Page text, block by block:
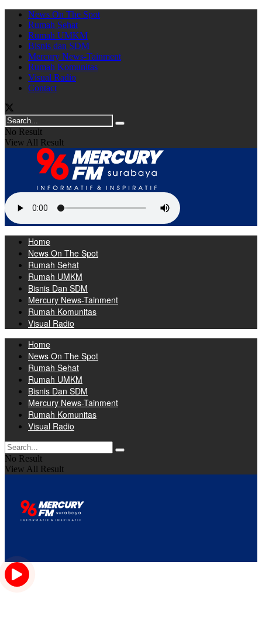
News On The Spot
Rumah Sehat
Rumah UMKM
Bisnis dan SDM
Mercury News-Tainment
Rumah Komunitas
Visual Radio
Contact
No Result
View All Result
Home
News On The Spot
Rumah Sehat
Rumah UMKM
Bisnis Dan SDM
Mercury News-Tainment
Rumah Komunitas
Visual Radio
Home
News On The Spot
Rumah Sehat
Rumah UMKM
Bisnis Dan SDM
Mercury News-Tainment
Rumah Komunitas
Visual Radio
No Result
View All Result